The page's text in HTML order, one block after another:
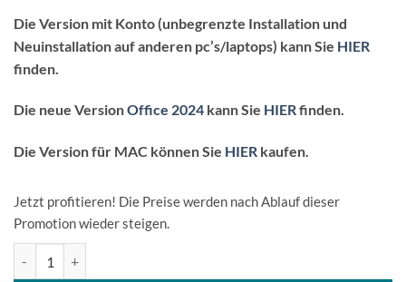
Die Version mit Konto (unbegrenzte Installation und
Neuinstallation auf anderen pc’s/laptops) kann Sie HIER
finden.
Die neue VersionOffice 2024 kann Sie HIERfinden.
Die Version für MAC können Sie HIER kaufen.
Jetzt profitieren! Die Preise werden nach Ablauf dieser
Promotion wieder steigen.